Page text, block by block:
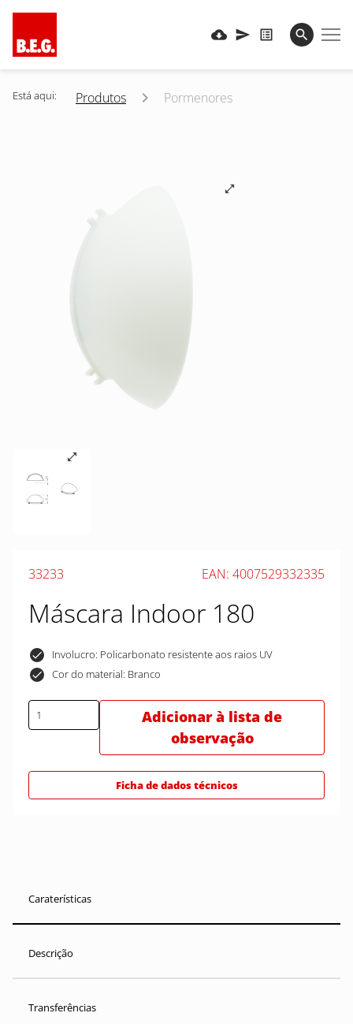
Está aqui: Produtos Pormenores
33233 EAN: 4007529332335
Máscara Indoor 180
Involucro: Policarbonato resistente aos raios UV
Cor do material: Branco
Adicionar à lista de
observação
Ficha de dados técnicos
Caraterísticas
Descrição
Transferências